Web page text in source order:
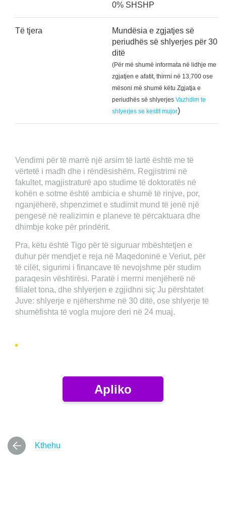
0% SHSHP
Të tjera
Mundësia e zgjatjes së
periudhës së shlyerjes për 30
ditë
(Për më shumë informata në lidhje me
zgjatjen e afatit, thirrni në 13,700 ose
mësoni më shumë këtu Zgjatja e
periudhës së shlyerjes Vazhdim te
shlyerjes se kestit mujor)
Vendimi për të marrë një arsim të lartë është me të
vërtetë i madh dhe i rëndësishëm. Regjistrimi në
fakultet, magjistraturë apo studime të doktoratës në
kohën e sotme është ambicia e shumë të rinjve, por,
nganjëherë, shpenzimet e studimit mund të jenë një
pengesë në realizimin e planeve të përcaktuara dhe
dhimbje koke për prindërit.
Pra, këtu është Tigo për të siguruar mbështetjen e
duhur për mendjet e reja në Maqedoninë e Veriut, për
të cilët, sigurimi i financave të nevojshme për studim
paraqesin vështirësi. Paratë i merrni menjëherë në
filialet tona, dhe shlyerjen e zgjidhni siç Ju përshtatet
Juve: shlyerje e njëhershme në 30 ditë, ose shlyerje të
shumëfishta të vogla mujore deri në 24 muaj.
Apliko
Kthehu